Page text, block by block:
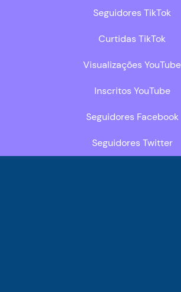
Seguidores TikTok
Curtidas TikTok
Visualizações YouTube
Inscritos YouTube
Seguidores Facebook
Seguidores Twitter